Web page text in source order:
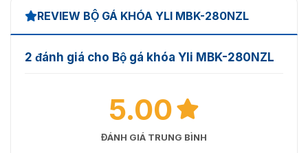
quý khách có nhu cầu sử dụng sản phẩm, vui lòng liên
hệ với chúng tôi qua hotline: 093.6611.372để được hỗ
trợ tư vấn miễn phí và nhận báo giá ngay hôm nay !!!
REVIEW BỘ GÁ KHÓA YLI MBK-280NZL
2 đánh giá cho Bộ gá khóa Yli MBK-280NZL
5.00
ĐÁNH GIÁ TRUNG BÌNH